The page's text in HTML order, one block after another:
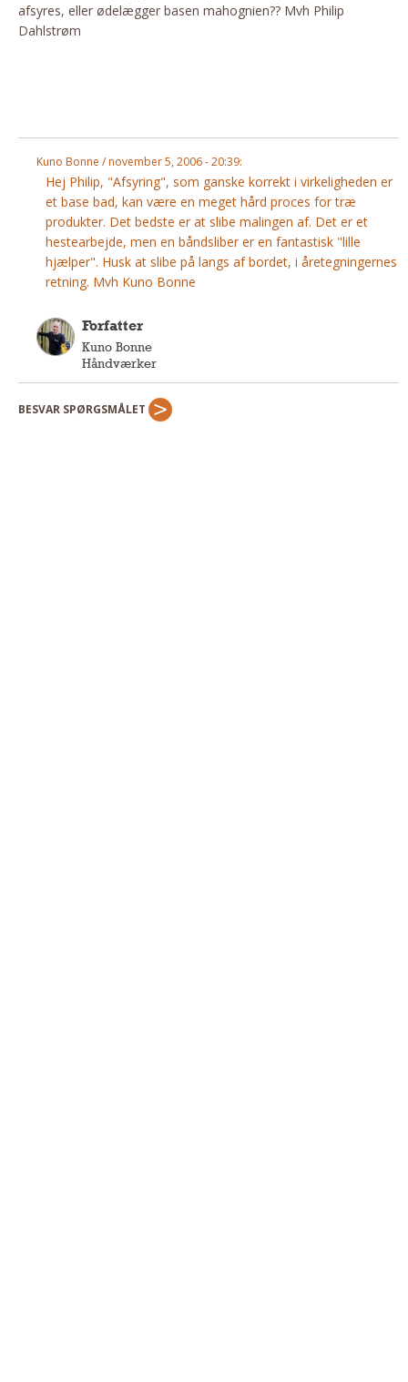
Båd
Andet
RENGØRING
Rengøring Af Overflader
Pletleksikon
afsyres, eller ødelægger basen mahognien?? Mvh Philip
Dahlstrøm
Kuno Bonne / november 5, 2006 - 20:39:
Hej Philip, "Afsyring", som ganske korrekt i virkeligheden er
et base bad, kan være en meget hård proces for træ
produkter. Det bedste er at slibe malingen af. Det er et
hestearbejde, men en båndsliber er en fantastisk "lille
hjælper". Husk at slibe på langs af bordet, i åretegningernes
retning. Mvh Kuno Bonne
Forfatter
Kuno Bonne
Håndværker
BESVAR SPØRGSMÅLET